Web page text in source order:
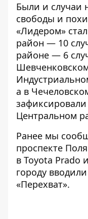
Были и случаи
свободы и
«Лидером»
район — 10
районе — 6
а в
Центральном
Ранее мы
проспекте
в Toyota Prado
городу
«Перехват».